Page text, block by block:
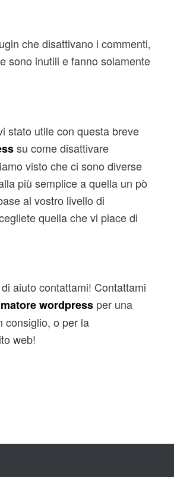
che disattivano i commenti,
sono inutili e fanno solamente
stato utile con questa breve
su come disattivare
visto che ci sono diverse
più semplice a quella un pò
al vostro livello di
quella che vi piace di
aiuto contattami! Contattami
wordpressper una
consiglio, o per la
web!